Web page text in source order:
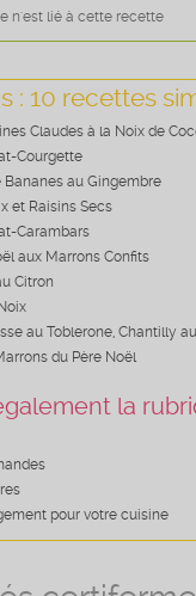
n'est lié à cette recette
: 10 recettes
Claudes à la Noix de
Courgette
au Gingembre
et Raisins Secs
Carambars
aux Marrons Confits
Citron
au Toblerone, Chantilly
du Père Noël
la
pour votre cuisine